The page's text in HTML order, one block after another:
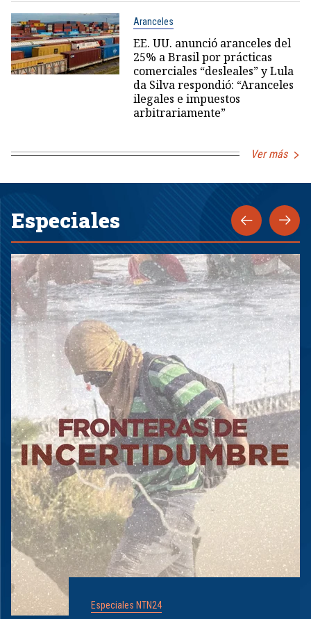
Aranceles
EE. UU. anunció aranceles del
25% a Brasil por prácticas
comerciales “desleales” y Lula
da Silva respondió: “Aranceles
ilegales e impuestos
arbitrariamente”
Ver más
Especiales
Especiales NTN24